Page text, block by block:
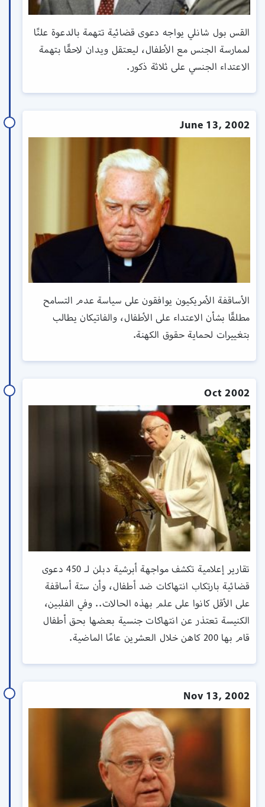
القس بول شانلي يواجه دعوى قضائية تتهمة بالدعوة علنًا
لممارسة الجنس مع الأطفال، ليعتقل ويدان لاحقًا بتهمة
الاعتداء الجنسي على ثلاثة ذكور.
June 13, 2002
الأساقفة الأمريكيون يوافقون على سياسة عدم التسامح
مطلقًا بشأن الاعتداء على الأطفال، والفاتيكان يطالب
بتغييرات لحماية حقوق الكهنة.
Oct 2002
تقارير إعلامية تكشف مواجهة أبرشية دبلن لـ 450 دعوى
قضائية بارتكاب انتهاكات ضد أطفال، وأن ستة أساقفة
على الأقل كانوا على علم بهذه الحالات.. وفي الفلبين،
الكنيسة تعتذر عن انتهاكات جنسية بعضها بحق أطفال
قام بها 200 كاهن خلال العشرين عامًا الماضية.
Nov 13, 2002